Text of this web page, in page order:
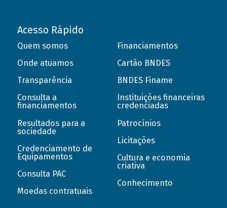
Acesso Rápido
Quem somos
Onde atuamos
Transparência
Consulta a
financiamentos
Resultados para a
sociedade
Credenciamento de
Equipamentos
Consulta PAC
Moedas contratuais
Financiamentos
Cartão BNDES
BNDES Finame
Instituições financeiras
credenciadas
Patrocínios
Licitações
Cultura e economia
criativa
Conhecimento